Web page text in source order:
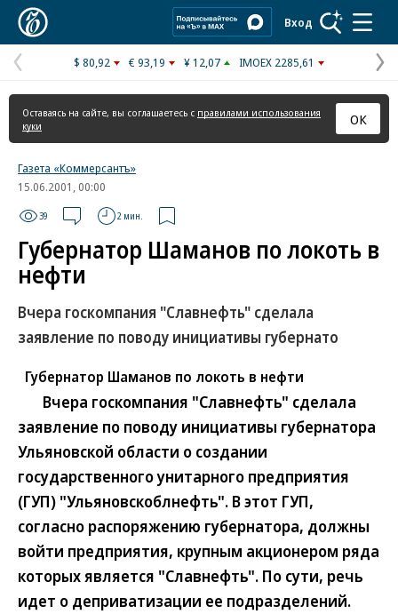
Вход
Предыдущая
страница
$ 80,92 € 93,19 ¥ 12,07 IMOEX 2285,61
Оставаясь на сайте, вы соглашаетесь с правилами использования
куки
ОК
Газета «Коммерсантъ»
15.06.2001, 00:00
39 2 мин.
Губернатор Шаманов по локоть в
нефти
Вчера госкомпания "Славнефть" сделала
заявление по поводу инициативы губернато
Губернатор Шаманов по локоть в нефти
Вчера госкомпания "Славнефть" сделала
заявление по поводу инициативы губернатора
Ульяновской области о создании
государственного унитарного предприятия
(ГУП) "Ульяновскоблнефть". В этот ГУП,
согласно распоряжению губернатора, должны
войти предприятия, крупным акционером ряда
которых является "Славнефть". По сути, речь
идет о деприватизации ее подразделений.